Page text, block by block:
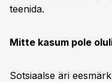
teenida.
Mitte kasum pole
Sotsiaalse äri